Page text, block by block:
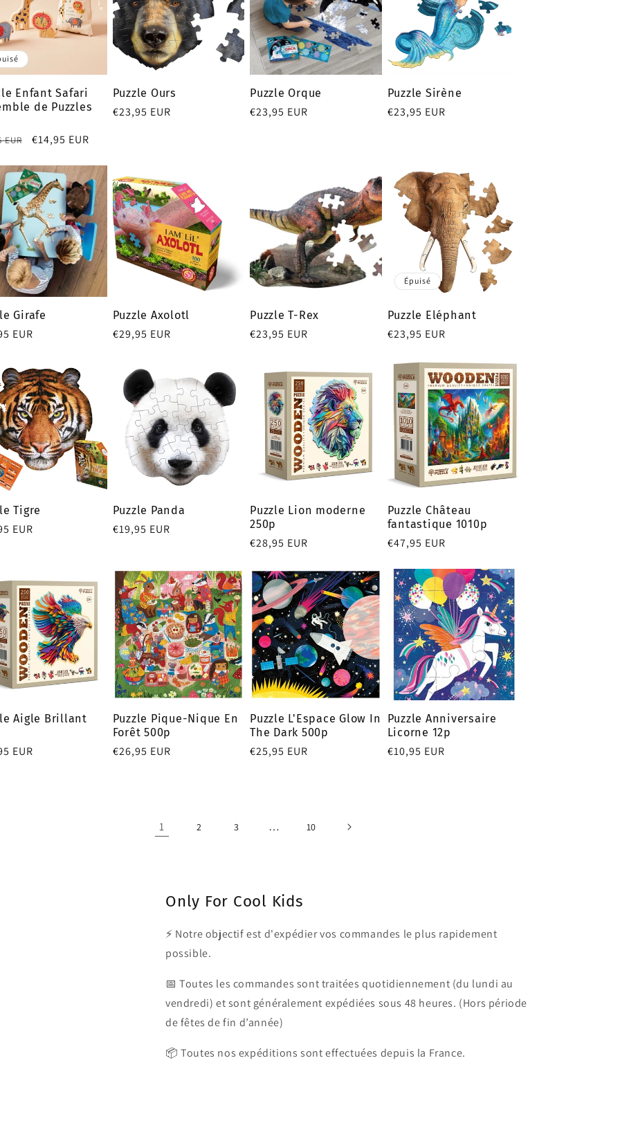
Enfant Safari
de Puzzles
EUR
Prix
€14,95 EUR
Puzzle Ours
Prix
€23,95 EUR
Puzzle Orque
Prix
€23,95 EUR
Puzzle Sirène
Prix
€23,95 EUR
Girafe
EUR
Puzzle Axolotl
Prix
€29,95 EUR
Puzzle T-Rex
Prix
€23,95 EUR
Épuisé
Puzzle Eléphant
Prix
€23,95 EUR
Tigre
EUR
Puzzle Panda
Prix
€19,95 EUR
Puzzle Lion moderne
250p
Prix
€28,95 EUR
Puzzle Château
fantastique 1010p
Prix
€47,95 EUR
Aigle Brillant
EUR
Puzzle Pique-Nique En
Forêt 500p
Prix
€26,95 EUR
Puzzle L'Espace Glow In
The Dark 500p
Prix
€25,95 EUR
Puzzle Anniversaire
Licorne 12p
Prix
€10,95 EUR
1 2 3 … 10
Only For Cool Kids
⚡ Notre objectif est d'expédier vos commandes le plus rapidement
possible.
📅 Toutes les commandes sont traitées quotidiennement (du lundi au
vendredi) et sont généralement expédiées sous 48 heures. (Hors période
de fêtes de fin d’année)
📦 Toutes nos expéditions sont effectuées depuis la France.